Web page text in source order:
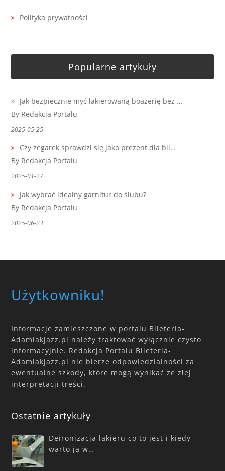
Polityka prywatności
Popularne artykuły
Jak bezpiecznie myć lakierowaną boazerię bez …
By Redakcja Portalu
2025-05-25
Czy zegarek sprawdzi się jako prezent dla bli…
By Redakcja Portalu
2025-01-27
Jak wybrać idealny garnitur do ślubu?
By Redakcja Portalu
2025-06-23
Użytkowniku!
Informacje zamieszczone w portalu Bileteria-
Adamiakjazz.pl należy traktować wyłącznie czysto
informacyjnie. Redakcja Portalu Bileteria-
Adamiakjazz.pl nie bierze odpowiedzialności za
ewentualne szkody, które mogą wynikać ze złej
interpretacji treści.
Ostatnie artykuły
Deironizacja lakieru co to jest i kiedy
warto ją w…